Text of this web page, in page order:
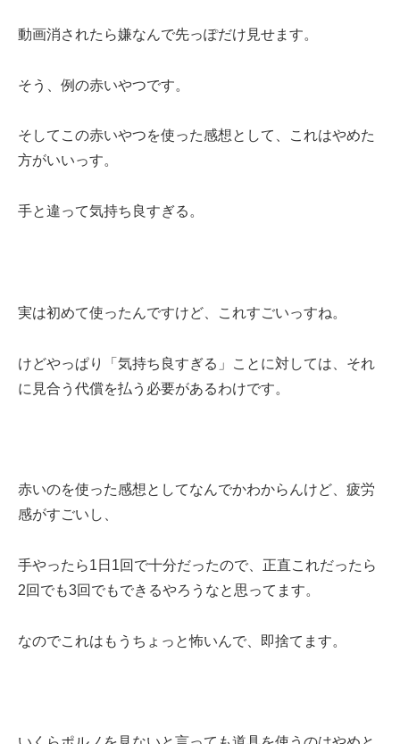
動画消されたら嫌なんで先っぽだけ見せます。
そう、例の赤いやつです。
そしてこの赤いやつを使った感想として、これはやめた
方がいいっす。
手と違って気持ち良すぎる。
実は初めて使ったんですけど、これすごいっすね。
けどやっぱり「気持ち良すぎる」ことに対しては、それ
に見合う代償を払う必要があるわけです。
赤いのを使った感想としてなんでかわからんけど、疲労
感がすごいし、
手やったら1日1回で十分だったので、正直これだったら
2回でも3回でもできるやろうなと思ってます。
なのでこれはもうちょっと怖いんで、即捨てます。